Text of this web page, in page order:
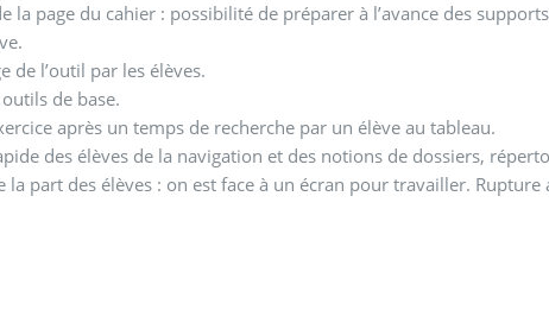
la page du cahier : possibilité de préparer à l’avance des
de l’outil par les élèves.
de base.
après un temps de recherche par un élève au tableau.
des élèves de la navigation et des notions de dossiers,
la part des élèves : on est face à un écran pour travailler.